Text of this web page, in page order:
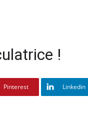
!
Pinterest Linkedin